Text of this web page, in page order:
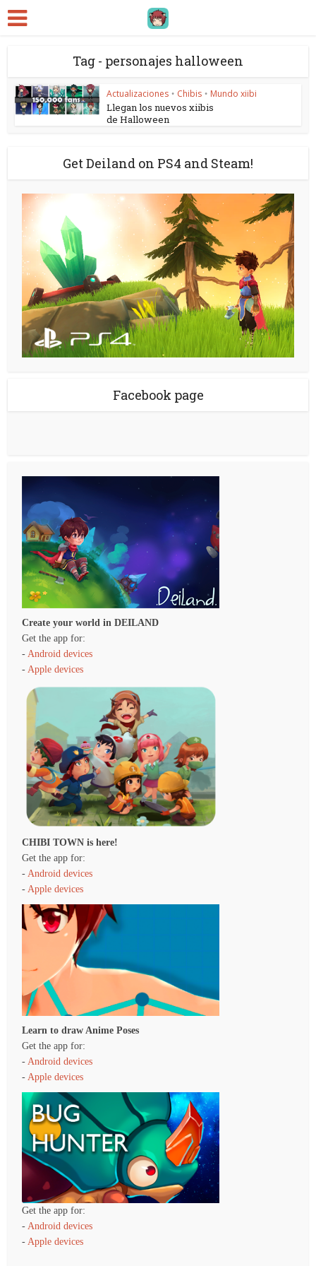
Tag - personajes halloween
Actualizaciones • Chibis • Mundo xiibi
Llegan los nuevos xiibis
de Halloween
Get Deiland on PS4 and Steam!
Facebook page
Create your world in DEILAND
Get the app for:
-Android devices
-Apple devices
CHIBI TOWN is here!
Get the app for:
-Android devices
-Apple devices
Learn to draw Anime Poses
Get the app for:
- Android devices
- Apple devices
Get the app for:
-Android devices
-Apple devices